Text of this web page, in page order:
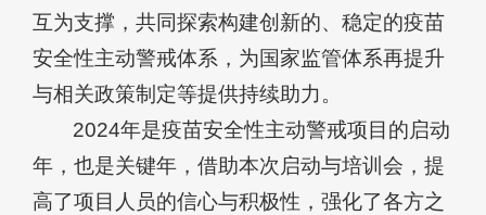
互为支撑，共同探索构建创新的、稳定的疫苗
安全性主动警戒体系，为国家监管体系再提升
与相关政策制定等提供持续助力。
2024年是疫苗安全性主动警戒项目的启动
年，也是关键年，借助本次启动与培训会，提
高了项目人员的信心与积极性，强化了各方之